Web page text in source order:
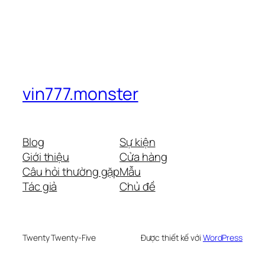
vin777.monster
Blog
Giới thiệu
Câu hỏi thường gặp
Tác giả
Sự kiện
Cửa hàng
Mẫu
Chủ đề
Twenty Twenty-Five Được thiết kế với WordPress